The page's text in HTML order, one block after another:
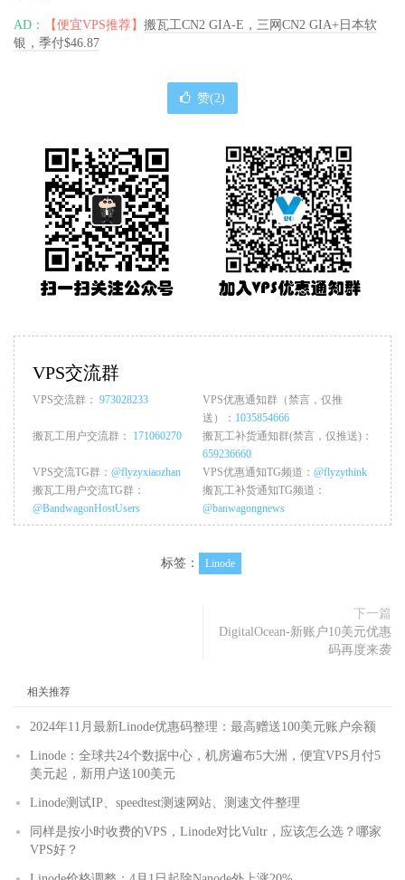
AD： 【便宜VPS推荐】 搬瓦工CN2 GIA-E，三网CN2 GIA+日本软
银，季付$46.87
赞(2)
VPS交流群
VPS交流群： 973028233
VPS优惠通知群（禁言，仅推
送）： 1035854666
搬瓦工用户交流群： 171060270
搬瓦工补货通知群(禁言，仅推送)：
659236660
VPS交流TG群： @flyzyxiaozhan VPS优惠通知TG频道： @flyzythink
搬瓦工用户交流TG群：
@BandwagonHostUsers
搬瓦工补货通知TG频道：
@banwagongnews
标签： Linode
下一篇
DigitalOcean-新账户10美元优惠
码再度来袭
相关推荐
2024年11月最新Linode优惠码整理：最高赠送100美元账户余额
Linode：全球共24个数据中心，机房遍布5大洲，便宜VPS月付5
美元起，新用户送100美元
Linode测试IP、speedtest测速网站、测速文件整理
同样是按小时收费的VPS，Linode对比Vultr，应该怎么选？哪家
VPS好？